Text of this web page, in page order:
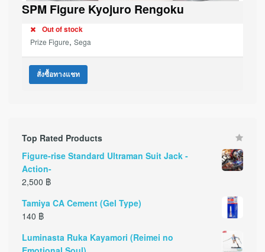
SPM Figure Kyojuro Rengoku
Out of stock
Prize Figure, Sega
สั่งซื้อทางแชท
Top Rated Products
Figure-rise Standard Ultraman Suit Jack -
Action-
2,500 ฿
Tamiya CA Cement (Gel Type)
140 ฿
Luminasta Ruka Kayamori (Reimei no